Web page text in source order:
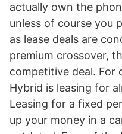
actually own the
unless of course you
as lease deals are
premium crossover,
competitive deal. For
Hybrid is leasing for
Leasing for a fixed
up your money in a